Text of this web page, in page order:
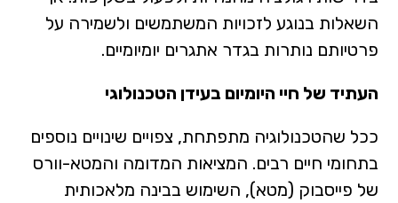
השאלות בנוגע לזכויות המשתמשים ולשמירה על
פרטיותם נותרות בגדר אתגרים יומיומיים.
העתיד של חיי היומיום בעידן הטכנולוגי
ככל שהטכנולוגיה מתפתחת, צפויים שינויים נוספים
בתחומי חיים רבים. המציאות המדומה והמטא-וורס
של פייסבוק (מטא), השימוש בבינה מלאכותית